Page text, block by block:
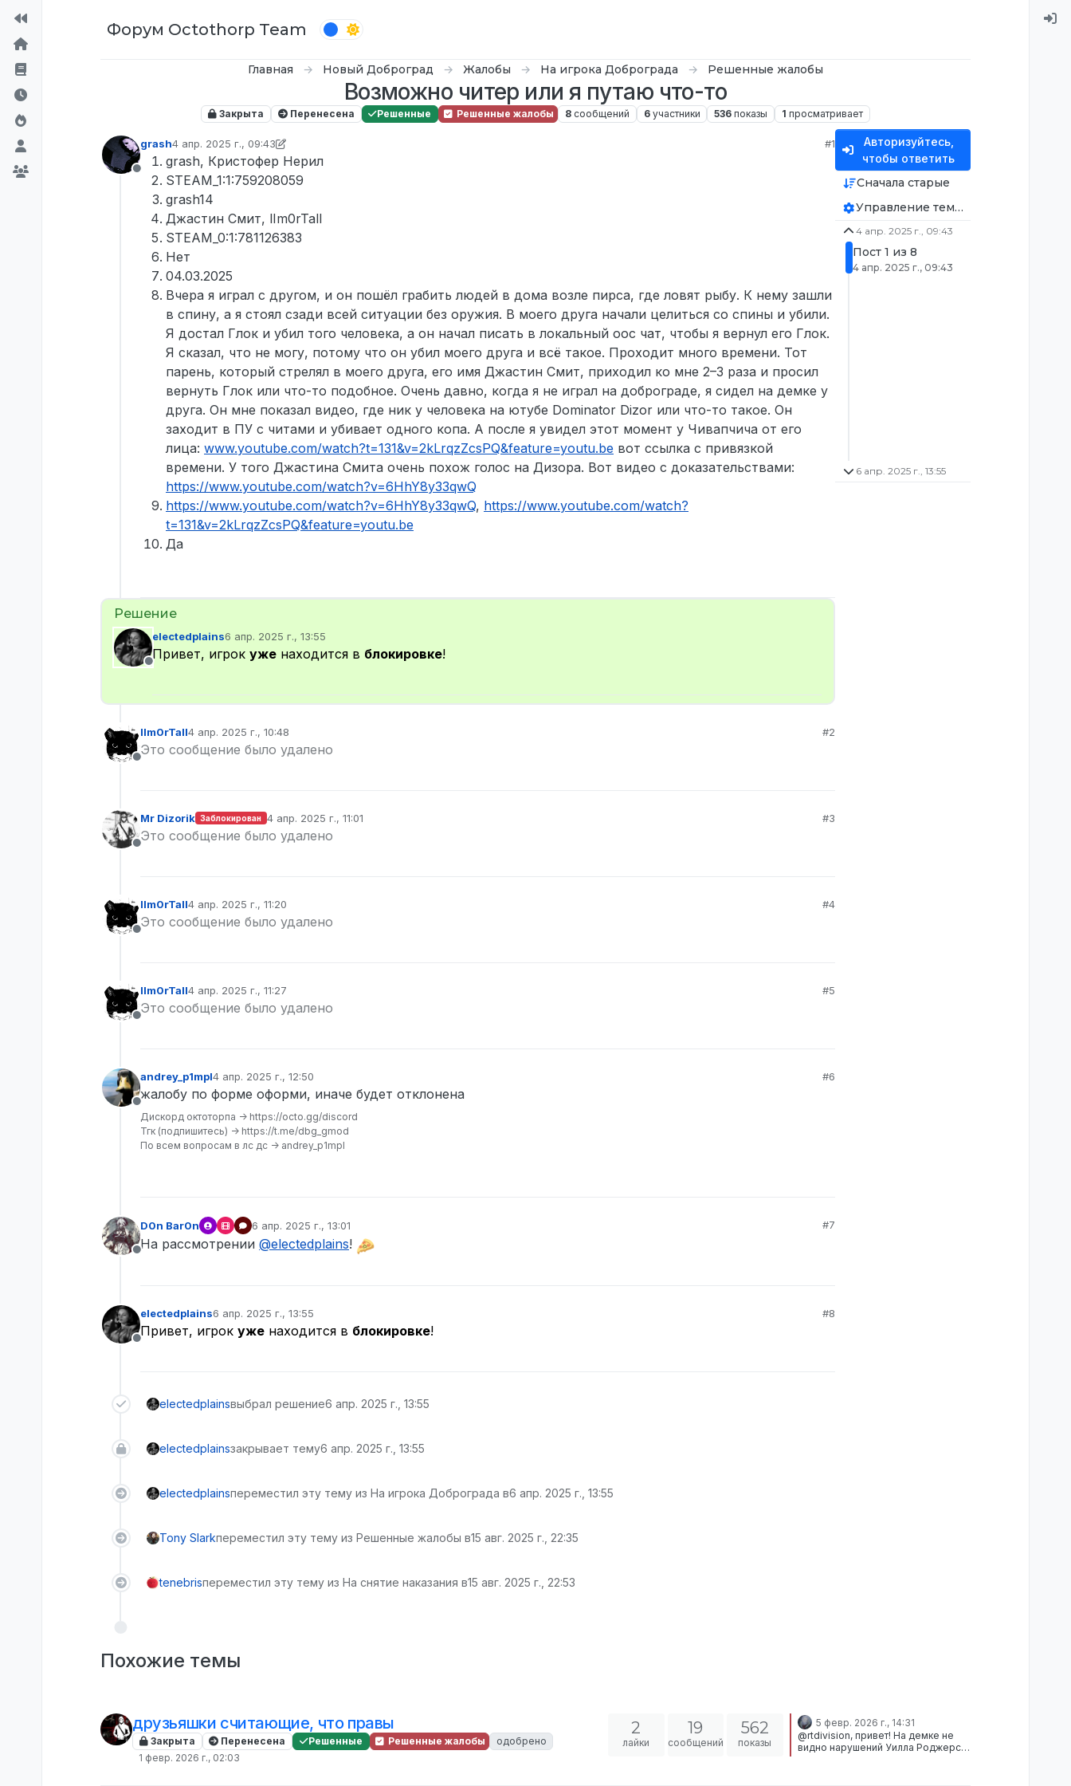
Форум Octothorp Team
Главная Новый Доброград Жалобы На игрока Доброграда Решенные жалобы
Возможно читер или я путаю что-то
Закрыта Перенесена Решенные Решенные жалобы 8 сообщений 6 участники 536 показы 1 просматривает
Не в сети
grash4 апр. 2025 г., 09:43
отредактировано D0n Bar0n
#1
grash, Кристофер Нерил
STEAM_1:1:759208059
grash14
Джастин Смит, lIm0rTall
STEAM_0:1:781126383
Нет
04.03.2025
Вчера я играл с другом, и он пошёл грабить людей в дома возле пирса, где ловят рыбу. К нему зашли
в спину, а я стоял сзади всей ситуации без оружия. В моего друга начали целиться со спины и убили.
Я достал Глок и убил того человека, а он начал писать в локальный оос чат, чтобы я вернул его Глок.
Я сказал, что не могу, потому что он убил моего друга и всё такое. Проходит много времени. Тот
парень, который стрелял в моего друга, его имя Джастин Смит, приходил ко мне 2–3 раза и просил
вернуть Глок или что-то подобное. Очень давно, когда я не играл на доброграде, я сидел на демке у
друга. Он мне показал видео, где ник у человека на ютубе Dominator Dizor или что-то такое. Он
заходит в ПУ с читами и убивает одного копа. А после я увидел этот момент у Чивапчича от его
лица: www.youtube.com/watch?t=131&v=2kLrqzZcsPQ&feature=youtu.be вот ссылка с привязкой
времени. У того Джастина Смита очень похож голос на Дизора. Вот видео с доказательствами:
https://www.youtube.com/watch?v=6HhY8y33qwQ
https://www.youtube.com/watch?v=6HhY8y33qwQ, https://www.youtube.com/watch?
t=131&v=2kLrqzZcsPQ&feature=youtu.be
Да
Не в сети
electedplains6 апр. 2025 г., 13:55
отредактировано
Привет, игрок уже находится в блокировке!
Не в сети
lIm0rTall4 апр. 2025 г., 10:48
отредактировано
#2
Это сообщение было удалено
Не в сети
Mr Dizorik Заблокирован 4 апр. 2025 г., 11:01
отредактировано
#3
Это сообщение было удалено
Не в сети
lIm0rTall4 апр. 2025 г., 11:20
отредактировано
#4
Это сообщение было удалено
Не в сети
lIm0rTall4 апр. 2025 г., 11:27
отредактировано
#5
Это сообщение было удалено
Не в сети
andrey_p1mpl4 апр. 2025 г., 12:50
отредактировано
#6
жалобу по форме оформи, иначе будет отклонена
Дискорд октоторпа -> https://octo.gg/discord
Тгк (подпишитесь) -> https://t.me/dbg_gmod
По всем вопросам в лс дс -> andrey_p1mpl
Не в сети
D0n Bar0n 6 апр. 2025 г., 13:01
отредактировано
#7
На рассмотрении @electedplains!
Не в сети
electedplains6 апр. 2025 г., 13:55
отредактировано
#8
Привет, игрок уже находится в блокировке!
electedplainsвыбрал решение6 апр. 2025 г., 13:55
electedplainsзакрывает тему6 апр. 2025 г., 13:55
electedplainsпереместил эту тему из На игрока Доброграда в6 апр. 2025 г., 13:55
Tony Slarkпереместил эту тему из Решенные жалобы в15 авг. 2025 г., 22:35
tenebrisпереместил эту тему из На снятие наказания в15 авг. 2025 г., 22:53
Авторизуйтесь,
чтобы ответить
Сначала старые
Управление темой
4 апр. 2025 г., 09:43
Пост 1 из 8
4 апр. 2025 г., 09:43
6 апр. 2025 г., 13:55
Похожие темы
друзьяшки считающие, что правы
Закрыта Перенесена Решенные Решенные жалобы
одобрено
1 февр. 2026 г., 02:03
2
лайки
19
сообщений
562
показы
5 февр. 2026 г., 14:31
@rtdivision, привет! На демке не
видно нарушений Уилла Роджерса,